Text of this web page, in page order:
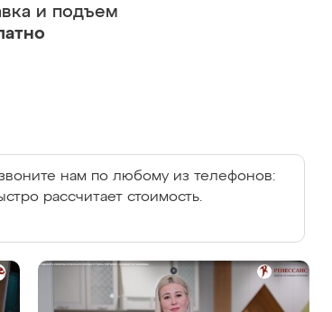
и подъем
нам по любому из телефонов:
рассчитает стоимость.